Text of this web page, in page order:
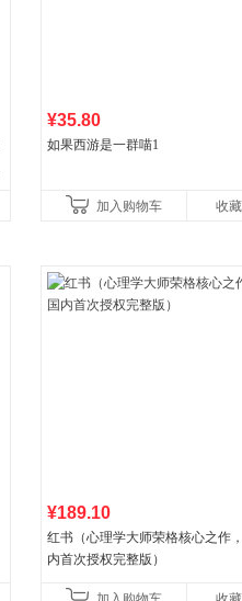
¥35.80
如果西游是一群喵1
加入购物车 收藏
¥189.10
红书（心理学大师荣格核心之作
内首次授权完整版）